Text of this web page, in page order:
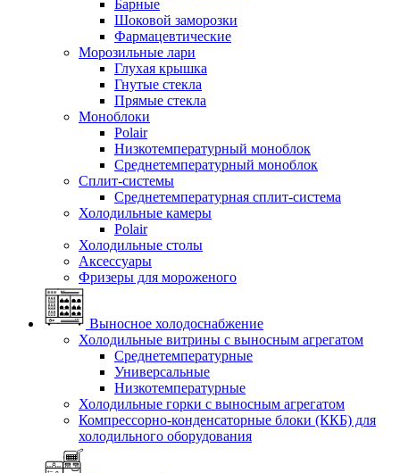
Барные
Шоковой заморозки
Фармацевтические
Морозильные лари
Глухая крышка
Гнутые стекла
Прямые стекла
Моноблоки
Polair
Низкотемпературный моноблок
Среднетемпературный моноблок
Сплит-системы
Среднетемпературная сплит-система
Холодильные камеры
Polair
Холодильные столы
Аксессуары
Фризеры для мороженого
Выносное холодоснабжение
Холодильные витрины с выносным агрегатом
Среднетемпературные
Универсальные
Низкотемпературные
Холодильные горки с выносным агрегатом
Компрессорно-конденсаторные блоки (ККБ) для
холодильного оборудования